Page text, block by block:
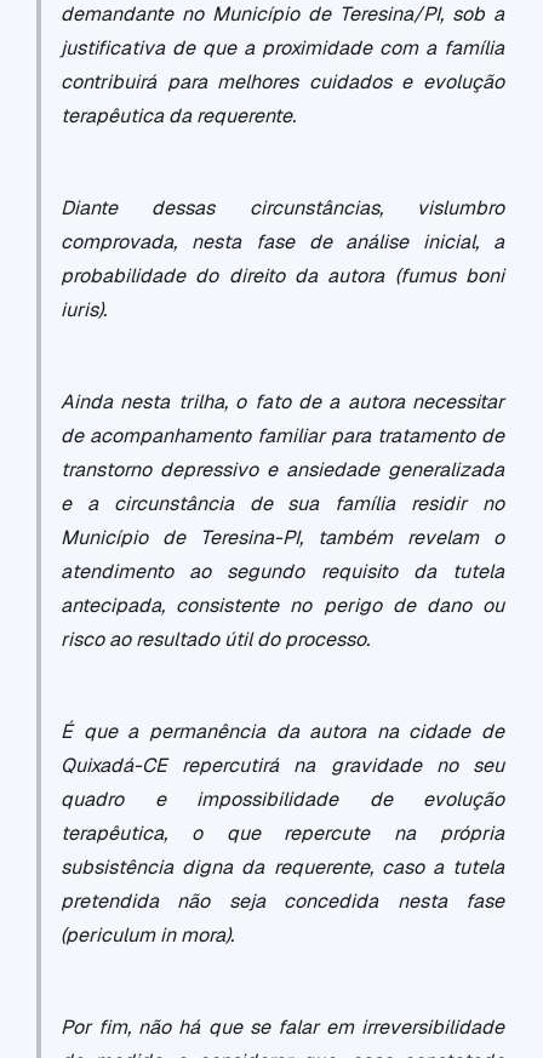
demandante no Município de Teresina/PI, sob a
justificativa de que a proximidade com a família
contribuirá para melhores cuidados e evolução
terapêutica da requerente.
Diante dessas circunstâncias, vislumbro
comprovada, nesta fase de análise inicial, a
probabilidade do direito da autora (fumus boni
iuris).
Ainda nesta trilha, o fato de a autora necessitar
de acompanhamento familiar para tratamento de
transtorno depressivo e ansiedade generalizada
e a circunstância de sua família residir no
Município de Teresina-PI, também revelam o
atendimento ao segundo requisito da tutela
antecipada, consistente no perigo de dano ou
risco ao resultado útil do processo.
É que a permanência da autora na cidade de
Quixadá-CE repercutirá na gravidade no seu
quadro e impossibilidade de evolução
terapêutica, o que repercute na própria
subsistência digna da requerente, caso a tutela
pretendida não seja concedida nesta fase
(periculum in mora).
Por fim, não há que se falar em irreversibilidade